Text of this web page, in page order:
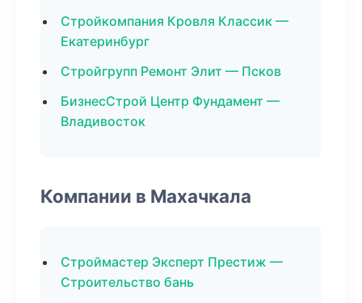
Стройкомпания Кровля Классик —
Екатеринбург
Стройгрупп Ремонт Элит — Псков
БизнесСтрой Центр Фундамент —
Владивосток
Компании в Махачкала
Строймастер Эксперт Престиж —
Строительство бань